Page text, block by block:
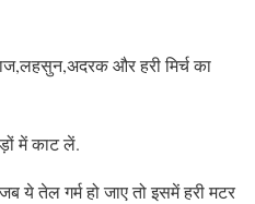
और हरी मिर्च का
में काट लें.
तेल गर्म हो जाए तो इसमें हरी मटर